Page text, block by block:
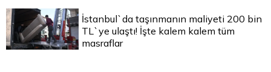
İstanbul`da taşınmanın maliyeti 200 bin
TL`ye ulaştı! İşte kalem kalem tüm
masraflar